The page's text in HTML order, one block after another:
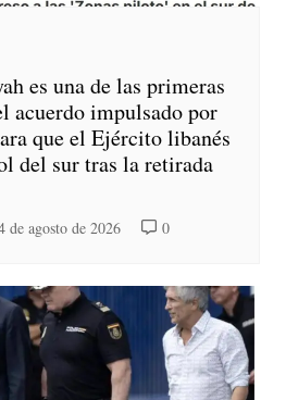
es una de las primeras
acuerdo impulsado por
que el Ejército libanés
del sur tras la retirada
de agosto de 2026 0